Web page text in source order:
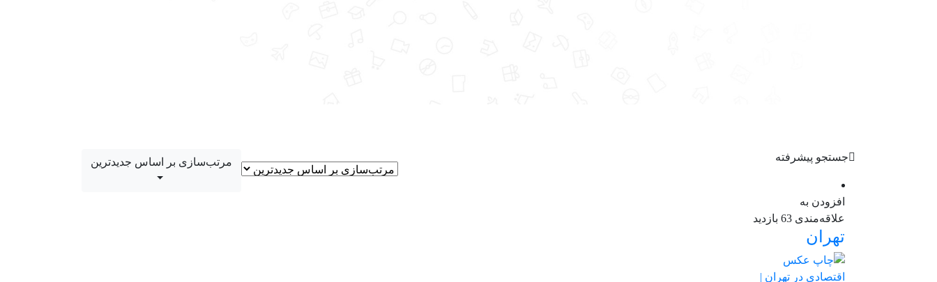
مرتب‌سازی بر اساس جدیدترین جستجو پیشرفته
افزودن به
علاقه‌مندی 63 بازدید
تهران